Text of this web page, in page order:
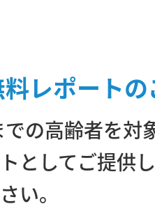
レポート
の高齢者を対
としてご提供
い。